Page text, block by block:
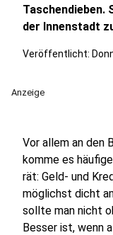
Taschendieben.
der Innenstadt
Veröffentlicht:
Anzeige
Vor allem an den
komme es
rät: Geld- und
möglichst dicht
sollte man nicht
Besser ist, wenn